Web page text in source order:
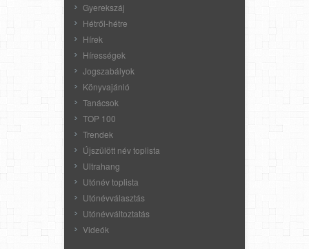
Gyerekszáj
Hétről-hétre
Hírek
Hírességek
Jogszabályok
Könyvajánló
Tanácsok
TOP 100
Trendek
Újszülött név toplista
Ultrahang
Utónév toplista
Utónévválasztás
Utónévváltoztatás
Videók